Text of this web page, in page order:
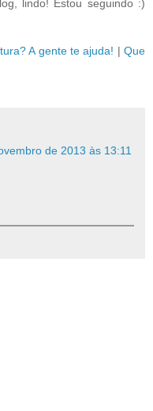
lindo! Estou seguindo :)
A gente te ajuda! |Que
de 2013 às 13:11